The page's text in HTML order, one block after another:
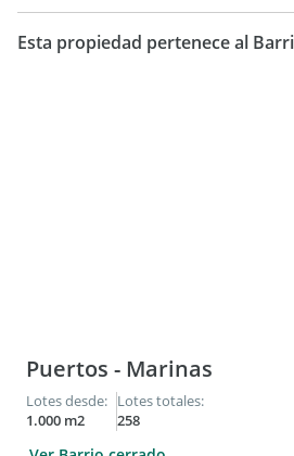
Esta propiedad pertenece al
Puertos - Marinas
Lotes desde:
1.000 m2
Lotes totales:
258